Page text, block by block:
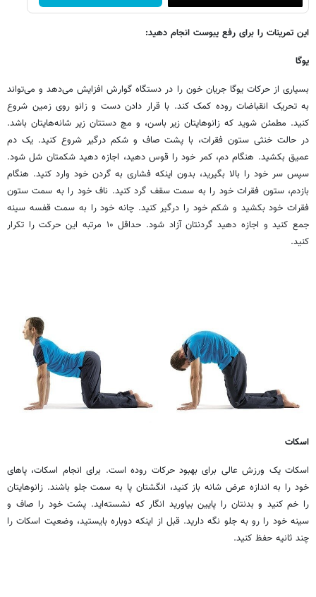
این تمرینات را برای رفع یبوست انجام دهید:
یوگا
بسیاری از حرکات یوگا جریان خون را در دستگاه گوارش افزایش می‌دهد و می‌تواند
به تحریک انقباضات روده کمک کند. با قرار دادن دست و زانو روی زمین شروع
کنید. مطمئن شوید که زانوهایتان زیر باسن، و مچ دستتان زیر شانه‌هایتان باشد.
در حالت خنثی ستون فقرات، با پشت صاف و شکم درگیر شروع کنید. یک دم
عمیق بکشید. هنگام دم، کمر خود را قوس دهید، اجازه دهید شکمتان شل شود.
سپس سر خود را بالا بگیرید، بدون اینکه فشاری به گردن خود وارد کنید. هنگام
بازدم، ستون فقرات خود را به سمت سقف گرد کنید. ناف خود را به سمت ستون
فقرات خود بکشید و شکم خود را درگیر ‌کنید. چانه خود را به سمت قفسه سینه
جمع کنید و اجازه دهید گردنتان آزاد شود. حداقل ۱۰ مرتبه این حرکت را تکرار
کنید.
اسکات
اسکات یک ورزش عالی برای بهبود حرکات روده است. برای انجام اسکات، پاهای
خود را به اندازه عرض شانه باز کنید، انگشتان پا به سمت جلو باشند. زانوهایتان
را خم کنید و بدنتان را پایین بیاورید انگار که نشسته‌اید. پشت خود را صاف و
سینه خود را رو به جلو نگه دارید. قبل از اینکه دوباره بایستید، وضعیت اسکات را
چند ثانیه حفظ کنید.